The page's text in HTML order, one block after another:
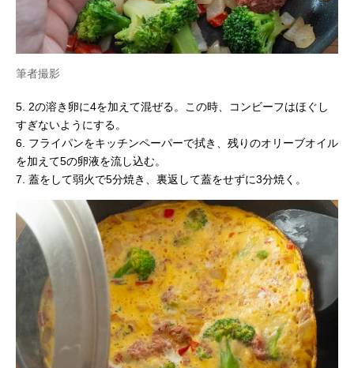
筆者撮影
5. 2の溶き卵に4を加えて混ぜる。この時、コンビーフはほぐし
すぎないようにする。
6. フライパンをキッチンペーパーで拭き、残りのオリーブオイル
を加えて5の卵液を流し込む。
7. 蓋をして弱火で5分焼き、裏返して蓋をせずに3分焼く。